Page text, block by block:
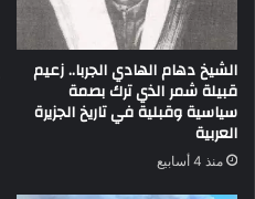
الشيخ دهام الهادي الجربا.. زعيم
قبيلة شمر الذي ترك بصمة
سياسية وقبلية في تاريخ الجزيرة
العربية
منذ 4 أسابيع